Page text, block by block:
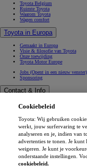
Toyota Belgium
Ruimte Toyota
Waarom Toyota
Wagen comfort
Toyota in Europa
Gemaakt in Europa
Visie & filosofie van Toyota
Onze toewijding
Toyota Motor Europe
Jobs (Opent in een nieuw venster)
Sponsoring
Contact & Info
Vind een verdeler
Verkoopafspraak(Opent in een
Contacteer ons
Onze verdelers
FAQ (Veelgestelde vragen)
Wettelijke vermelding
Privéleven
Data sharing
Cookies
Cookiebeleid
Toyota: Wij gebruiken
werkt, jouw surfervaring te
analyseren en je, indien van
advertenties te tonen. Je
weigeren. Je kunt je
onderstaande instellingen.
cookiebeleid.